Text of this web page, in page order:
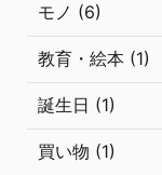
モノ (6)
教育・絵本 (1)
誕生日 (1)
買い物 (1)